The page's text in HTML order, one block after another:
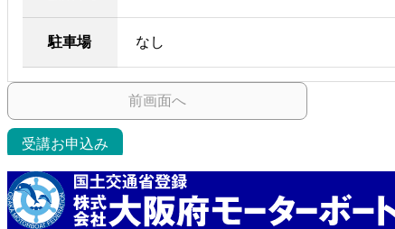
駐車場 なし
前画面へ
受講お申込み